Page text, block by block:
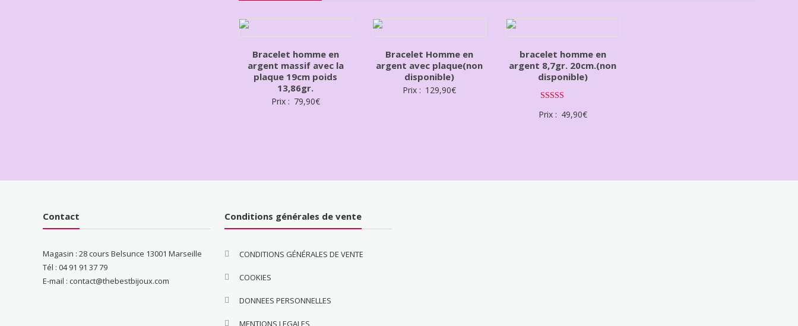
Bracelet homme en
argent massif avec la
plaque 19cm poids
13,86gr.
Prix : 79,90€
Bracelet Homme en
argent avec plaque(non
disponible)
Prix : 129,90€
bracelet homme en
argent 8,7gr. 20cm.(non
disponible)
4.00
Prix : 49,90€
Contact
Magasin : 28 cours Belsunce 13001 Marseille
Tél : 04 91 91 37 79
E-mail : contact@thebestbijoux.com
Conditions générales de vente
CONDITIONS GÉNÉRALES DE VENTE
COOKIES
DONNEES PERSONNELLES
MENTIONS LEGALES